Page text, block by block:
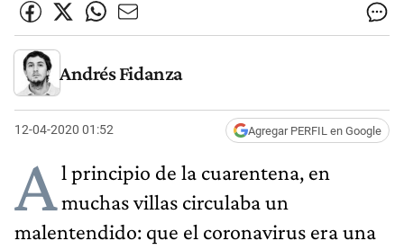
Andrés Fidanza
12-04-2020 01:52 Agregar PERFIL en Google
Al principio de la cuarentena, en
muchas villas circulaba un
malentendido: que el coronavirus era una